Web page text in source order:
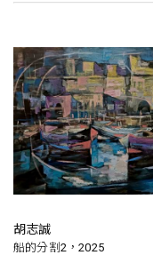
胡志誠
船的分割2，2025